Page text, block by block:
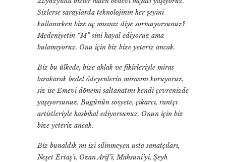
Sizlerse saraylarda teknolojinin her şeyini
kullanırken bize aç mısınız diye sormuyorsunuz?
Medeniyetin “M” sini hayal ediyoruz ama
bulamıyoruz. Onu için biz bize yeteriz ancak.
Biz bu ülkede, bize ahlak ve fikirleriyle miras
bırakarak bedel ödeyenlerin mirasını koruyoruz,
siz ise Emevi dönemi saltanatını kendi çevrenizde
yaşıyorsunuz. Bugünün sosyete, çıkarcı, rantçı
artistleriyle hasbihal ediyorsunuz. Onun için biz
bize yeteriz ancak.
Biz bunaldık mı izi silinmeyen usta sanatçıları,
Neşet Ertaş’ı, Ozan Arif’i, Mahsuni’yi, Şeyh